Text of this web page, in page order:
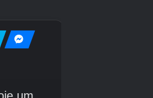
em Massa
para encontrar na